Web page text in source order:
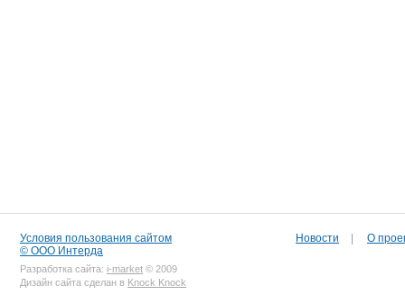
Условия пользования сайтом
© ООО Интерда
Разработка сайта: i-market © 2009
Дизайн сайта сделан в Knock Knock
Новости О